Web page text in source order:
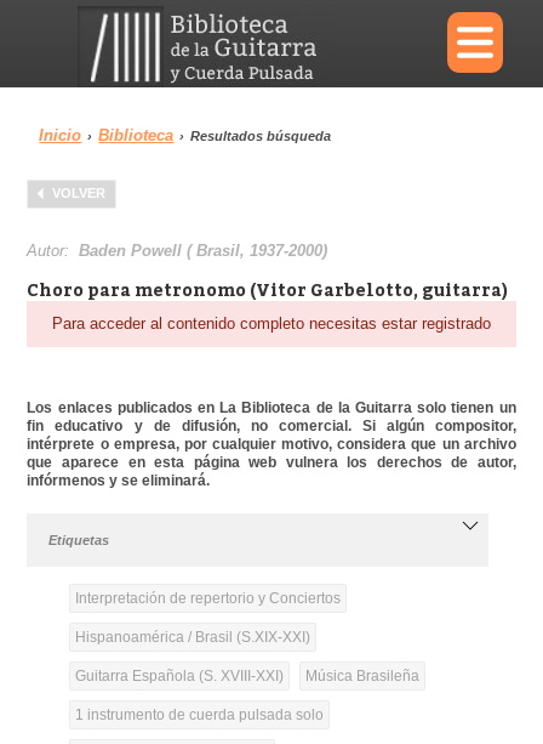
×
Menu
Biblioteca
Inicio › Biblioteca › Resultados búsqueda
VOLVER
Autor:Baden Powell ( Brasil, 1937-2000)
Choro para metronomo (Vitor Garbelotto, guitarra)
Para acceder al contenido completo necesitas estar registrado
Los enlaces publicados en La Biblioteca de la Guitarra solo tienen un
fin educativo y de difusión, no comercial. Si algún compositor,
intérprete o empresa, por cualquier motivo, considera que un archivo
que aparece en esta página web vulnera los derechos de autor,
infórmenos y se eliminará.
Etiquetas
Interpretación de repertorio y Conciertos
Hispanoamérica / Brasil (S.XIX-XXI)
Guitarra Española (S. XVIII-XXI) Música Brasileña
1 instrumento de cuerda pulsada solo